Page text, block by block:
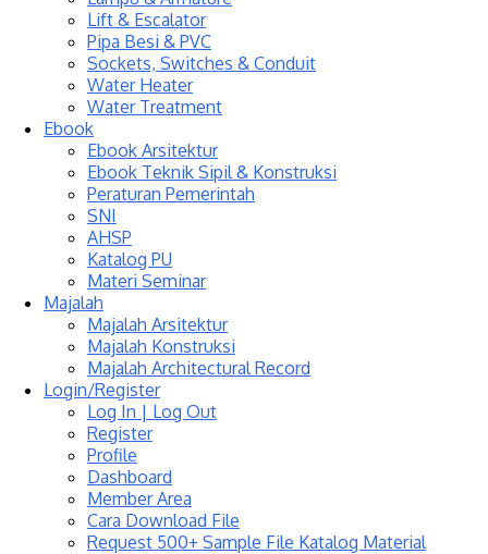
Lift & Escalator
Pipa Besi & PVC
Sockets, Switches & Conduit
Water Heater
Water Treatment
Ebook
Ebook Arsitektur
Ebook Teknik Sipil & Konstruksi
Peraturan Pemerintah
SNI
AHSP
Katalog PU
Materi Seminar
Majalah
Majalah Arsitektur
Majalah Konstruksi
Majalah Architectural Record
Login/Register
Log In | Log Out
Register
Profile
Dashboard
Member Area
Cara Download File
Request 500+ Sample File Katalog Material